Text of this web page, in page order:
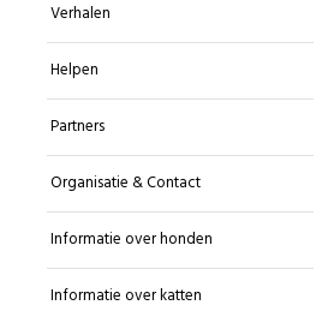
Verhalen
Helpen
Partners
Organisatie & Contact
Informatie over honden
Informatie over katten